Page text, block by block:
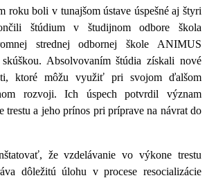
roku boli v tunajšom ústave úspešné aj štyri
štúdium v študijnom
odbore škola
strednej odbornej škole ANIMUS
. Absolvovaním štúdia získali nové
ktoré môžu využiť pri svojom ďalšom
rozvoji. Ich úspech potvrdil význam
trestu a jeho prínos pri príprave na návrat do
že vzdelávanie vo výkone trestu
dôležitú úlohu v procese resocializácie